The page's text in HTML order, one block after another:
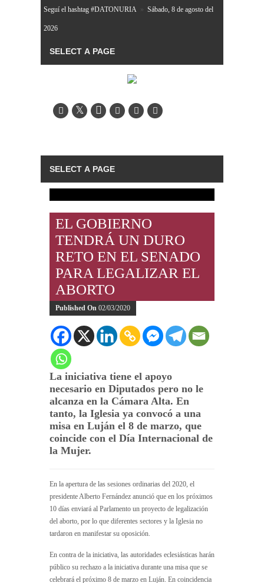
Seguí el hashtag #DATONURIA » Sábado, 8 de agosto del
2026
EL GOBIERNO
TENDRÁ UN DURO
RETO EN EL SENADO
PARA LEGALIZAR EL
ABORTO
Published On 02/03/2020
La iniciativa tiene el apoyo
necesario en Diputados pero no le
alcanza en la Cámara Alta. En
tanto, la Iglesia ya convocó a una
misa en Luján el 8 de marzo, que
coincide con el Día Internacional de
la Mujer.
En la apertura de las sesiones ordinarias del 2020, el
presidente Alberto Fernández anunció que en los próximos
10 días enviará al Parlamento un proyecto de legalización
del aborto, por lo que diferentes sectores y la Iglesia no
tardaron en manifestar su oposición.
En contra de la iniciativa, las autoridades eclesiásticas harán
público su rechazo a la iniciativa durante una misa que se
celebrará el próximo 8 de marzo en Luján. En coincidencia